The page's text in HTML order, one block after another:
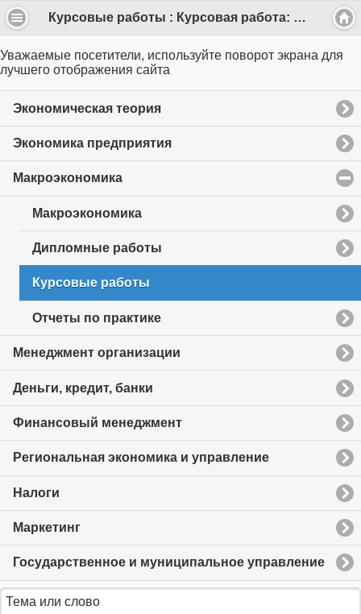
Курсовые работы : Курсовая работа: Доходы госбюджета РФ. Государственная политика в области доходов. (27 стр.)
Уважаемые посетители, используйте поворот экрана для
лучшего отображения сайта
Экономическая теория
Экономика предприятия
Макроэкономика
to
collapse
Макроэкономика
Дипломные работы
Курсовые работы
Отчеты по практике
Менеджмент организации
Деньги, кредит, банки
Финансовый менеджмент
Региональная экономика и управление
Налоги
Маркетинг
Государственное и муниципальное управление